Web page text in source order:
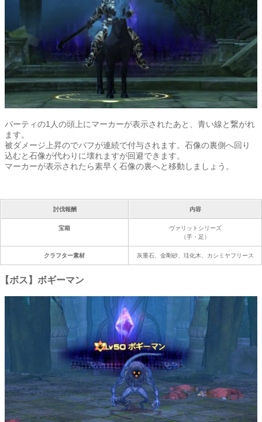
パーティの1人の頭上にマーカーが表示されたあと、青い線と繋がれ
ます。
被ダメージ上昇のでバフが連続で付与されます。石像の裏側へ回り
込むと石像が代わりに壊れますが回避できます。
マーカーが表示されたら素早く石像の裏へと移動しましょう。
討伐報酬 内容
宝箱
ヴァリットシリーズ
（手・足）
クラフター素材 灰重石、金剛砂、珪化木、カシミヤフリース
【ボス】ボギーマン